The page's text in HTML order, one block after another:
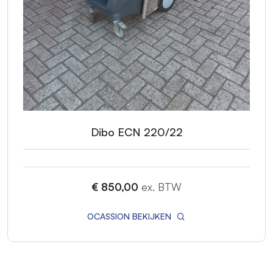
Dibo ECN 220/22
€ 850,00 ex. BTW
OCASSION BEKIJKEN